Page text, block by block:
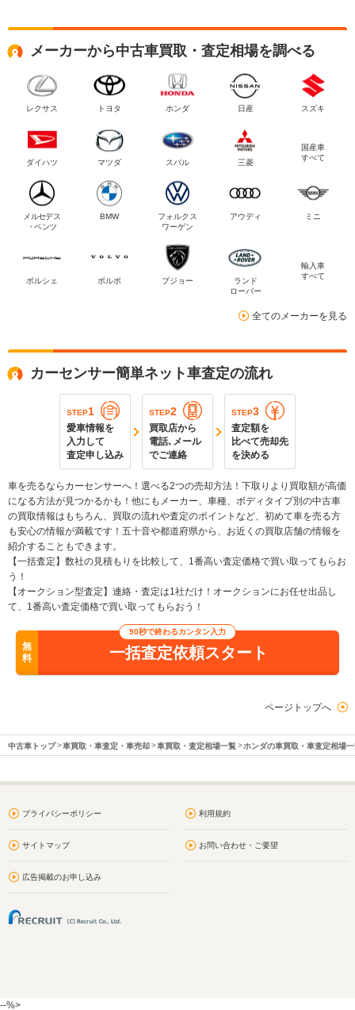
メーカーから中古車買取・査定相場を調べる
レクサス トヨタ ホンダ 日産 スズキ
ダイハツ マツダ スバル 三菱
国産車
すべて
メルセデス
・ベンツ
BMW
フォルクス
ワーゲン
アウディ ミニ
ポルシェ ボルボ プジョー
ランド
ローバー
輸入車
すべて
全てのメーカーを見る
カーセンサー簡単ネット車査定の流れ
STEP1
愛車情報を
入力して
査定申し込み
STEP2
買取店から
電話､メール
でご連絡
STEP3
査定額を
比べて売却先
を決める
車を売るならカーセンサーへ！選べる2つの売却方法！下取りより買取額が高価
になる方法が見つかるかも！他にもメーカー、車種、ボディタイプ別の中古車
の買取情報はもちろん、買取の流れや査定のポイントなど、初めて車を売る方
も安心の情報が満載です！五十音や都道府県から、お近くの買取店舗の情報を
紹介することもできます。
【一括査定】数社の見積もりを比較して、1番高い査定価格で買い取ってもらお
う！
【オークション型査定】連絡・査定は1社だけ！オークションにお任せ出品し
て、1番高い査定価格で買い取ってもらおう！
無
料
90秒で終わるカンタン入力
一括査定依頼スタート
ページトップへ
中古車トップ 車買取・車査定・車売却 車買取・査定相場一覧 ホンダの車買取・車査定相場
プライバシーポリシー 利用規約
サイトマップ お問い合わせ・ご要望
広告掲載のお申し込み
--%>